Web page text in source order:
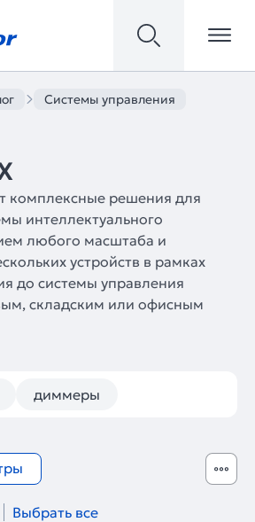
Системы управления
комплексные решения для
интеллектуального
любого масштаба и
устройств в рамках
до системы управления
складским или офисным
диммеры
Выбрать все